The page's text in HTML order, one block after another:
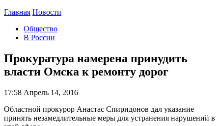
Главная Новости
Общество
В России
Прокуратура намерена принудить
власти Омска к ремонту дорог
17:58 Апрель 14, 2016
Областной прокурор Анастас Спиридонов дал указание
принять незамедлительные меры для устранения нарушений в